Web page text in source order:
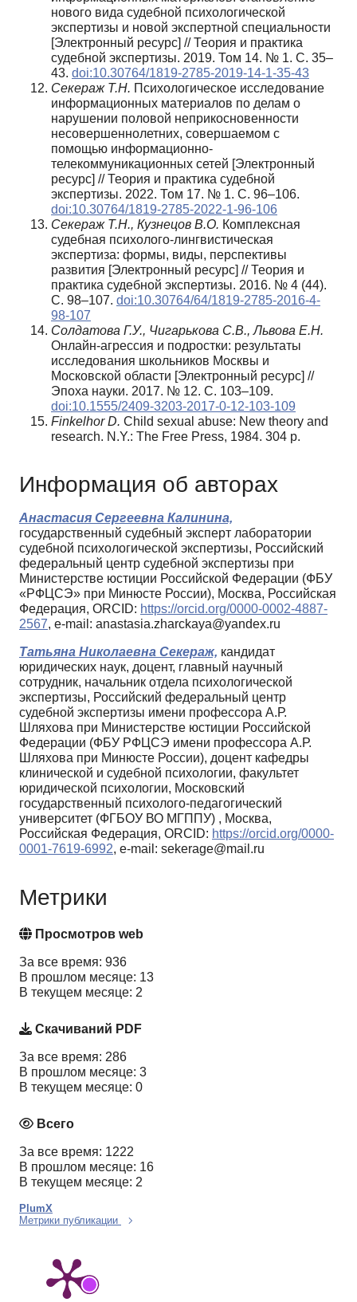
нового вида судебной психологической
экспертизы и новой экспертной специальности
[Электронный ресурс] // Теория и практика
судебной экспертизы. 2019. Том 14. № 1. С. 35–
43. doi:10.30764/1819-2785-2019-14-1-35-43
Секераж Т.Н. Психологическое исследование
информационных материалов по делам о
нарушении половой неприкосновенности
несовершеннолетних, совершаемом с
помощью информационно-
телекоммуникационных сетей [Электронный
ресурс] // Теория и практика судебной
экспертизы. 2022. Том 17. № 1. С. 96–106.
doi:10.30764/1819-2785-2022-1-96-106
Секераж Т.Н., Кузнецов В.О. Комплексная
судебная психолого-лингвистическая
экспертиза: формы, виды, перспективы
развития [Электронный ресурс] // Теория и
практика судебной экспертизы. 2016. № 4 (44).
С. 98–107. doi:10.30764/64/1819-2785-2016-4-
98-107
Солдатова Г.У., Чигарькова С.В., Львова Е.Н.
Онлайн-агрессия и подростки: результаты
исследования школьников Москвы и
Московской области [Электронный ресурс] //
Эпоха науки. 2017. № 12. С. 103–109.
doi:10.1555/2409-3203-2017-0-12-103-109
Finkelhor D. Child sexual abuse: New theory and
research. N.Y.: The Free Press, 1984. 304 p.
Информация об авторах
Анастасия Сергеевна Калинина,
государственный судебный эксперт лаборатории
судебной психологической экспертизы, Российский
федеральный центр судебной экспертизы при
Министерстве юстиции Российской Федерации (ФБУ
«РФЦСЭ» при Минюсте России), Москва, Российская
Федерация, ORCID: https://orcid.org/0000-0002-4887-
2567, e-mail: anastasia.zharckaya@yandex.ru
Татьяна Николаевна Секераж, кандидат
юридических наук, доцент, главный научный
сотрудник, начальник отдела психологической
экспертизы, Российский федеральный центр
судебной экспертизы имени профессора А.Р.
Шляхова при Министерстве юстиции Российской
Федерации (ФБУ РФЦСЭ имени профессора А.Р.
Шляхова при Минюсте России), доцент кафедры
клинической и судебной психологии, факультет
юридической психологии, Московский
государственный психолого-педагогический
университет (ФГБОУ ВО МГППУ) , Москва,
Российская Федерация, ORCID: https://orcid.org/0000-
0001-7619-6992, e-mail: sekerage@mail.ru
Метрики
Просмотров web
За все время: 936
В прошлом месяце: 13
В текущем месяце: 2
Скачиваний PDF
За все время: 286
В прошлом месяце: 3
В текущем месяце: 0
Всего
За все время: 1222
В прошлом месяце: 16
В текущем месяце: 2
PlumX
Метрики публикации